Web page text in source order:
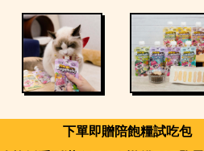
下單即贈陪飽糧試吃包